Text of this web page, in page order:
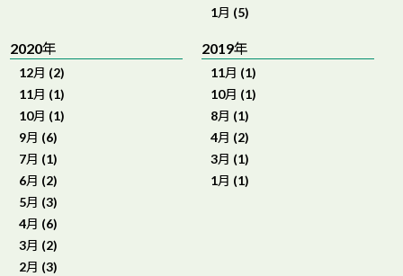
1月 (5)
2020年
12月 (2)
11月 (1)
10月 (1)
9月 (6)
7月 (1)
6月 (2)
5月 (3)
4月 (6)
3月 (2)
2月 (3)
2019年
11月 (1)
10月 (1)
8月 (1)
4月 (2)
3月 (1)
1月 (1)